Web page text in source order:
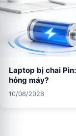
Laptop bị chai
hỏng máy?
10/08/2026